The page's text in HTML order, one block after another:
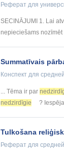
Реферат для
SECINĀJUMI 1. Lai
nepieciešams
Summatīvais
Конспект для
... Tēma ir par
nedzirdīgie
?
Tulkošana
Реферат для